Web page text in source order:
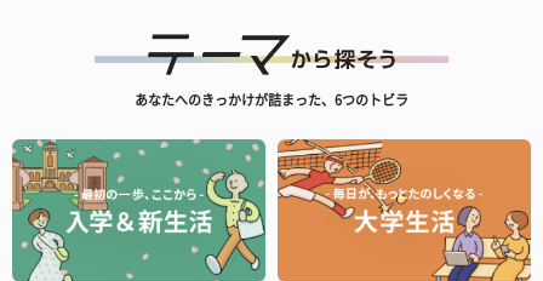
あなたへのきっかけが詰まった、6つのトビラ